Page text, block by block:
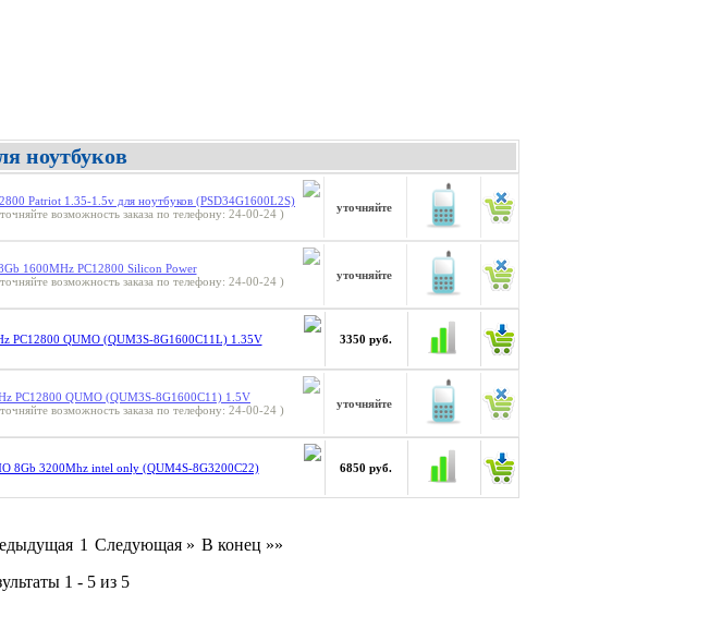
ноутбуков
Patriot 1.35-1.5v для ноутбуков (PSD34G1600L2S)
возможность заказа по телефону: 24-00-24 )
уточняйте
1600MHz PC12800 Silicon Power
возможность заказа по телефону: 24-00-24 )
уточняйте
PC12800 QUMO (QUM3S-8G1600C11L) 1.35V 3350 руб.
PC12800 QUMO (QUM3S-8G1600C11) 1.5V
возможность заказа по телефону: 24-00-24 )
уточняйте
8Gb 3200Mhz intel only (QUM4S-8G3200С22) 6850 руб.
1 Следующая » В конец »»
1 - 5 из 5